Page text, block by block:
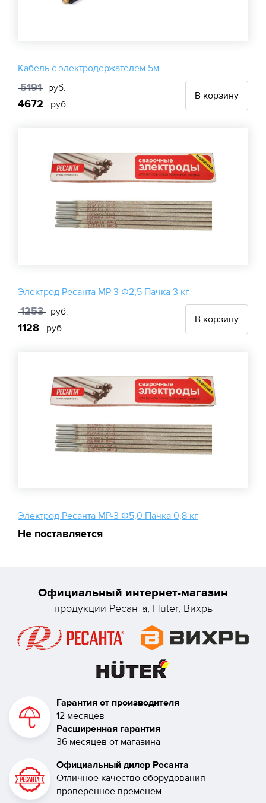
Кабель с электродержателем 5м
5191 руб.
4672 руб.
В корзину
Электрод Ресанта МР-3 Ф2,5 Пачка 3 кг
1253 руб.
1128 руб.
В корзину
Электрод Ресанта МР-3 Ф5,0 Пачка 0,8 кг
Не поставляется
Официальный интернет-магазин
продукции Ресанта, Huter, Вихрь
Гарантия от производителя
12 месяцев
Расширенная гарантия
36 месяцев от магазина
Официальный дилер Ресанта
Отличное качество оборудования
проверенное временем